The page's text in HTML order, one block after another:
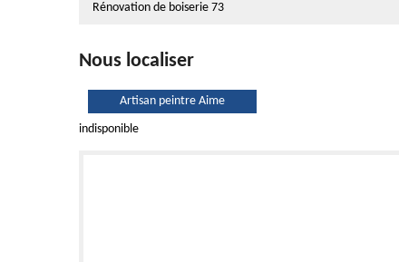
Rénovation de boiserie 73
Nous localiser
Artisan peintre Aime
indisponible